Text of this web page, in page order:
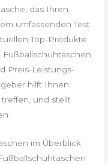
das Ihren
umfassenden Test
Top-Produkte
Fußballschuhtaschen
Preis-Leistungs-
hilft Ihnen
und stellt
im Überblick